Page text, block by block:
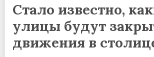
Стало известно,
улицы будут
движения в